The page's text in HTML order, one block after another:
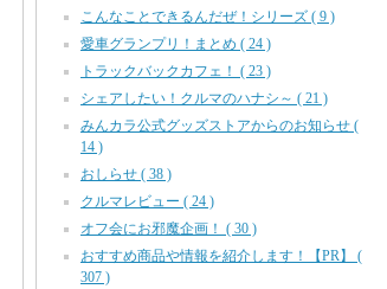
こんなことできるんだぜ！シリーズ ( 9 )
愛車グランプリ！まとめ ( 24 )
トラックバックカフェ！ ( 23 )
シェアしたい！クルマのハナシ～ ( 21 )
みんカラ公式グッズストアからのお知らせ (
14 )
おしらせ ( 38 )
クルマレビュー ( 24 )
オフ会にお邪魔企画！ ( 30 )
おすすめ商品や情報を紹介します！【PR】 (
307 )